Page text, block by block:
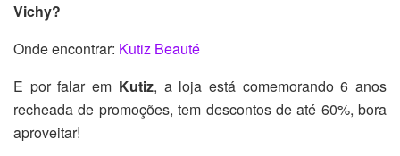
Vichy?
Onde encontrar: Kutiz Beauté
E por falar em Kutiz, a loja está comemorando 6 anos
recheada de promoções, tem descontos de até 60%, bora
aproveitar!